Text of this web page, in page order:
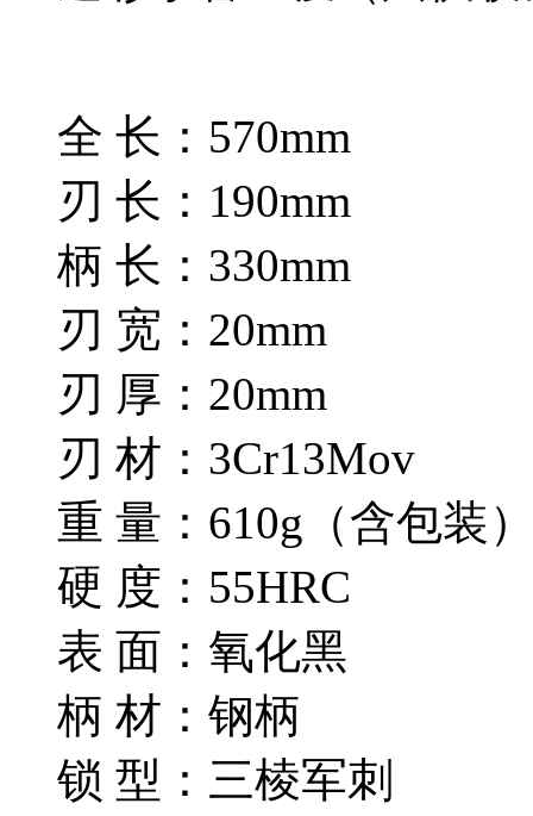
全 长：570mm
刃 长：190mm
柄 长：330mm
刃 宽：20mm
刃 厚：20mm
刃 材：3Cr13Mov
重 量：610g（含包装
硬 度：55HRC
表 面：氧化黑
柄 材：钢柄
锁 型：三棱军刺